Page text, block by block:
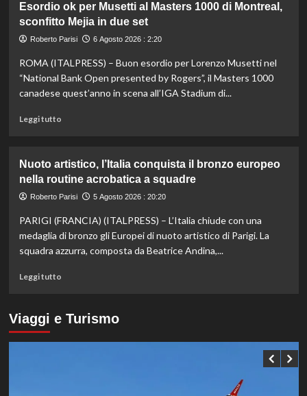
La
Juventus
piega
Chelsea
a
Hong
Esordio ok per Musetti al Masters 1000 di Montreal,
sconfitto Mejia in due set
Roberto Parisi 6 Agosto 2026 : 2:20
ROMA (ITALPRESS) – Buon esordio per Lorenzo Musetti nel
“National Bank Open presented by Rogers”, il Masters 1000
canadese quest’anno in scena all’IGA Stadium di...
Leggi tuttoLeggi
Esordio
ok
per
al
Masters
1000
in
due
Nuoto artistico, l’Italia conquista il bronzo europeo
nella routine acrobatica a squadre
Roberto Parisi 5 Agosto 2026 : 20:20
PARIGI (FRANCIA) (ITALPRESS) – L’Italia chiude con una
medaglia di bronzo gli Europei di nuoto artistico di Parigi. La
squadra azzurra, composta da Beatrice Andina,...
Leggi tuttoLeggi
su
Nuoto
artistico,
Viaggi e Turismo